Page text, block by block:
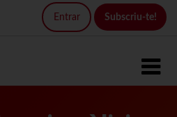
Entrar Subscriu-te!